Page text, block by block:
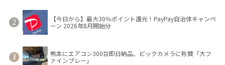
【今日から】最大30％ポイント還元！PayPay自治体キャンペ
ーン 2026年8月開始分
熊本にエアコン300台即日納品、ビックカメラに称賛「大フ
ァインプレー」